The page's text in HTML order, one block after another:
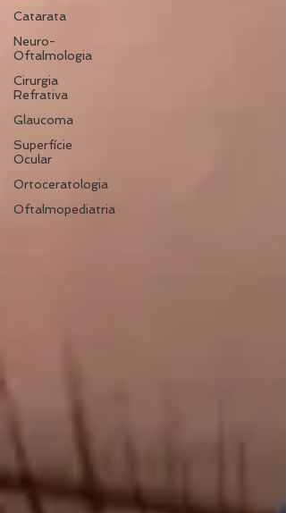
Catarata
Neuro-
Oftalmologia
Cirurgia
Refrativa
Glaucoma
Superfície
Ocular
Ortoceratologia
Oftalmopediatria